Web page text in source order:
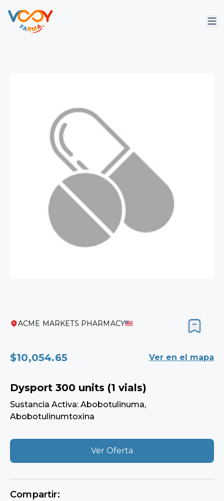
ACME MARKETS PHARMACY
$10,054.65 Ver en el mapa
Dysport 300 units (1 vials)
Sustancia Activa: Abobotulinuma,
Abobotulinumtoxina
Ver Oferta
Compartir: